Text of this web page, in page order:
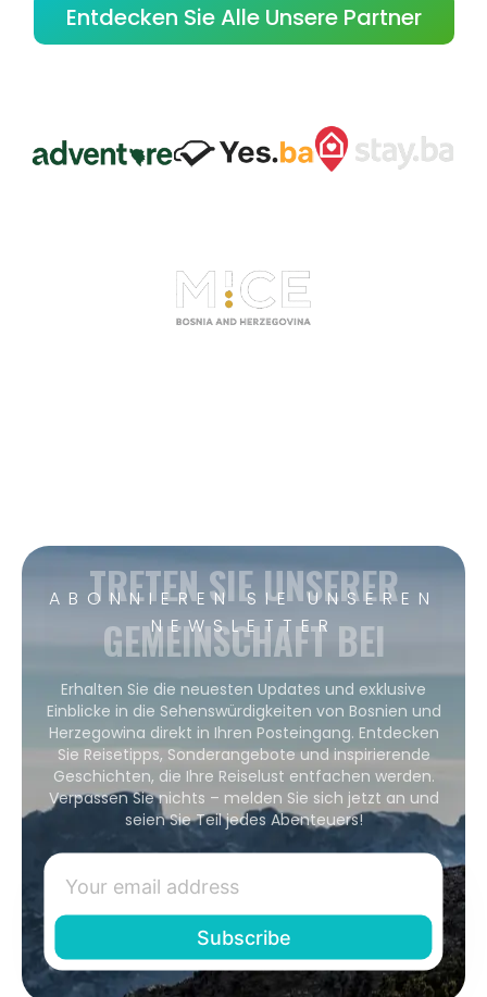
Entdecken Sie Alle Unsere Partner
ABONNIEREN SIE UNSEREN
NEWSLETTER
TRETEN SIE UNSERER
GEMEINSCHAFT BEI
Erhalten Sie die neuesten Updates und exklusive
Einblicke in die Sehenswürdigkeiten von Bosnien und
Herzegowina direkt in Ihren Posteingang. Entdecken
Sie Reisetipps, Sonderangebote und inspirierende
Geschichten, die Ihre Reiselust entfachen werden.
Verpassen Sie nichts – melden Sie sich jetzt an und
seien Sie Teil jedes Abenteuers!